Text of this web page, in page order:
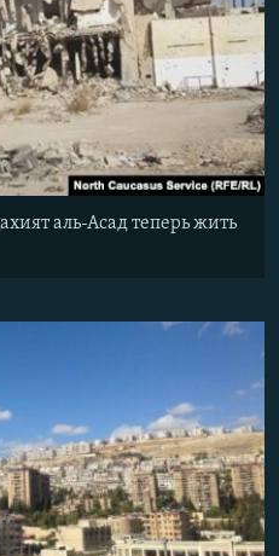
аль-Асад теперь жить